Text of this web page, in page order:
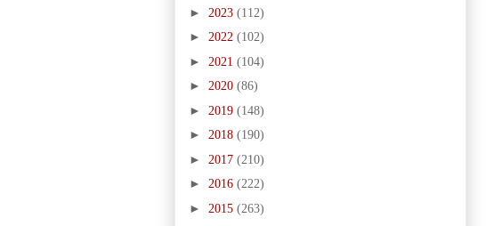
► 2023 (112)
► 2022 (102)
► 2021 (104)
► 2020 (86)
► 2019 (148)
► 2018 (190)
► 2017 (210)
► 2016 (222)
► 2015 (263)